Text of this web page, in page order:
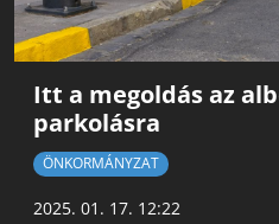
Itt a megoldás az
parkolásra
ÖNKORMÁNYZAT
2025. 01. 17. 12:22